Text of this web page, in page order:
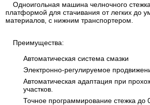
Одноигольная машина челночного
платформой для стачивания от легких до
материалов, с нижним транспортером.
Преимущества:
Автоматическая система смазки
Электронно-регулируемое
Автоматическая адаптация при
участков.
Точное программирование стежка до